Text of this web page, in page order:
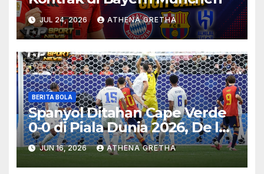
JUL 24, 2026 ATHENA GRETHA
BERITA BOLA
Spanyol Ditahan Cape Verde
0-0 di Piala Dunia 2026, De la
Fuente Soroti Kurangnya
Ketajaman
JUN 16, 2026 ATHENA GRETHA